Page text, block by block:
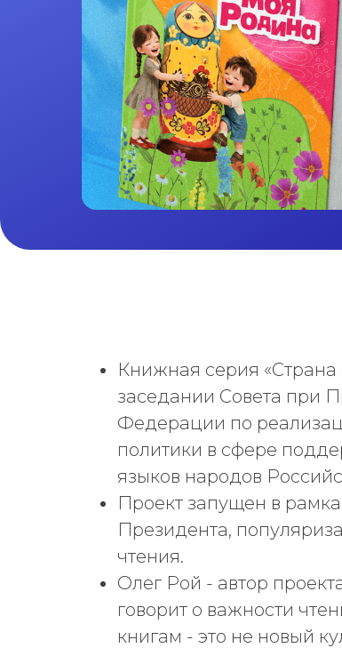
Книжная серия «Страна
заседании Совета при
Федерации по
политики в сфере
языков народов
Проект запущен в
Президента,
чтения.
Олег Рой - автор
говорит о важности
книгам - это не новый